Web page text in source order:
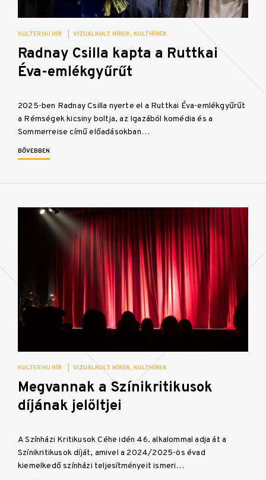
KULTER.HU HÍR VIZUÁLKULT HÍREK KULTHÍREK
Radnay Csilla kapta a Ruttkai
Éva-emlékgyűrűt
2025-ben Radnay Csilla nyerte el a Ruttkai Éva-emlékgyűrűt
a Rémségek kicsiny boltja, az Igazából komédia és a
Sommerreise című előadásokban…
BŐVEBBEN
KULTER.HU HÍR VIZUÁLKULT HÍREK KULTHÍREK
Megvannak a Színikritikusok
díjának jelöltjei
A Színházi Kritikusok Céhe idén 46. alkalommal adja át a
Színikritikusok díját, amivel a 2024/2025-ös évad
kiemelkedő színházi teljesítményeit ismeri…